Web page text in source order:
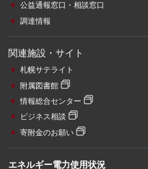
公益通報窓口・相談窓口
調達情報
関連施設・サイト
札幌サテライト
附属図書館
情報総合センター
ビジネス相談
寄附金のお願い
エネルギー電力使用状況